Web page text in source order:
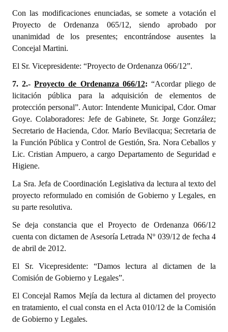
Con las modificaciones enunciadas, se somete a votación el
Proyecto de Ordenanza 065/12, siendo aprobado por
unanimidad de los presentes; encontrándose ausentes la
Concejal Martini.
El Sr. Vicepresidente: “Proyecto de Ordenanza 066/12”.
7. 2.-Proyecto de Ordenanza 066/12: “Acordar pliego de
licitación pública para la adquisición de elementos de
protección personal”. Autor: Intendente Municipal, Cdor. Omar
Goye. Colaboradores: Jefe de Gabinete, Sr. Jorge González;
Secretario de Hacienda, Cdor. Marío Bevilacqua; Secretaria de
la Función Pública y Control de Gestión, Sra. Nora Ceballos y
Lic. Cristian Ampuero, a cargo Departamento de Seguridad e
Higiene.
La Sra. Jefa de Coordinación Legislativa da lectura al texto del
proyecto reformulado en comisión de Gobierno y Legales, en
su parte resolutiva.
Se deja constancia que el Proyecto de Ordenanza 066/12
cuenta con dictamen de Asesoría Letrada Nº 039/12 de fecha 4
de abril de 2012.
El Sr. Vicepresidente: “Damos lectura al dictamen de la
Comisión de Gobierno y Legales”.
El Concejal Ramos Mejía da lectura al dictamen del proyecto
en tratamiento, el cual consta en el Acta 010/12 de la Comisión
de Gobierno y Legales.